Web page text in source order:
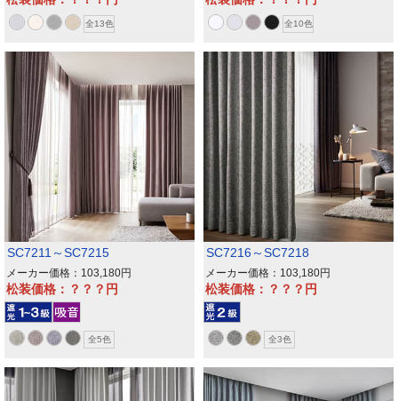
全13色 全10色
SC7211～SC7215
メーカー価格：103,180
松装価格：？？？
全5色
SC7216～SC7218
メーカー価格：103,180
松装価格：？？？
全3色